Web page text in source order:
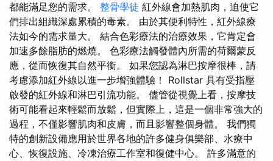
都能滿足您的需求。 整骨學徒 紅外線會加熱肌肉，迫使它
們排出組織深處累積的毒素。 由於其便利特性，紅外線療
法如今的需求量大。 結合色彩療法的治療效果，它肯定會
加速多餘脂肪的燃燒。 色彩療法觸發體內所需的荷爾蒙反
應，從而恢復其自然平衡。 如果您認為淋巴按摩很棒，請
考慮添加紅外線以進一步增強體驗！ Rollstar 具有受指壓
啟發的紅外線和淋巴引流功能。 儘管從視覺上看，按摩技
術可能看起來輕鬆而放鬆，但實際上，這是一個非常強大的
過程，不僅影響肌肉和皮膚，而且影響整個身體。 我們獨
特的創新設備應用於世界各地的許多健身俱樂部、水療中
心、恢復設施、冷凍治療工作室和復健中心。 許多滿意的